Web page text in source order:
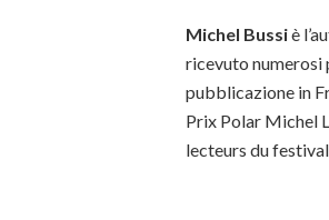
Michel Bussiè
ricevuto numerosi
pubblicazione in
Prix Polar Michel
lecteurs du